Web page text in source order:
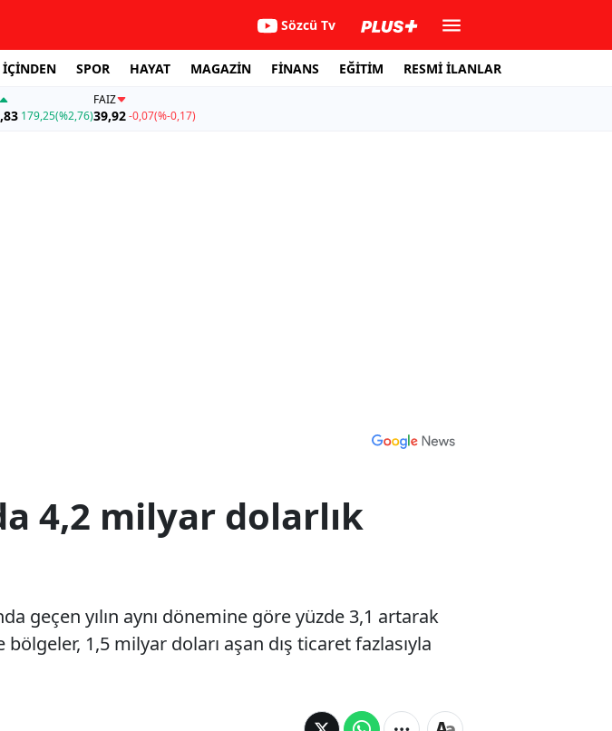
Sözcü Tv
SPOR HAYAT MAGAZİN FİNANS EĞİTİM RESMİ İLANLAR
179,25(%2,76)
FAİZ
39,92-0,07(%-0,17)
4,2 milyar dolarlık
geçen yılın aynı dönemine göre yüzde 3,1 artarak
1,5 milyar doları aşan dış ticaret fazlasıyla